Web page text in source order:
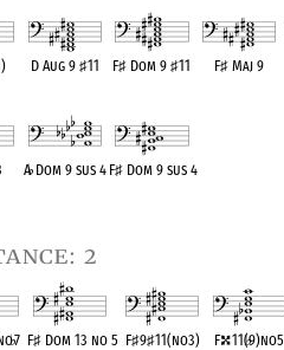
D Aug 9 ♯11 F♯ Dom 9♯11 F♯ Maj 9
A♭Dom 9 sus 4 F♯ Dom 9 sus 4
2
♭7 F♯Dom 13 no 5 F♯9♯11(no3) F 11(♭9)no5